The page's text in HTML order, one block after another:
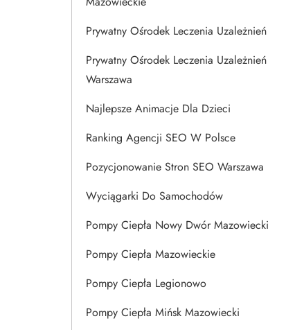
Prywatny Ośrodek Leczenia Uzależnień
Prywatny Ośrodek Leczenia Uzależnień
Warszawa
Najlepsze Animacje Dla Dzieci
Ranking Agencji SEO W Polsce
Pozycjonowanie Stron SEO Warszawa
Wyciągarki Do Samochodów
Pompy Ciepła Nowy Dwór Mazowiecki
Pompy Ciepła Mazowieckie
Pompy Ciepła Legionowo
Pompy Ciepła Mińsk Mazowiecki